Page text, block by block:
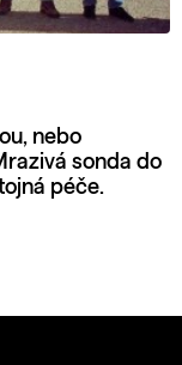
nebo
sonda do
péče.